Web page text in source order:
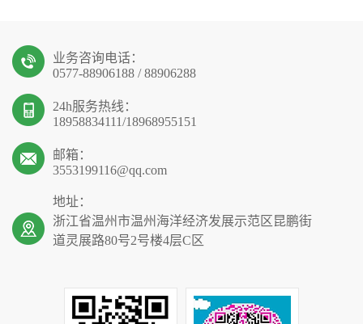
业务咨询电话：
0577-88906188 / 88906288
24h服务热线：
18958834111/18968955151
邮箱：
3553199116@qq.com
地址：
浙江省温州市温州海洋经济发展示范区昆鹏街
道灵展路80号2号楼4层C区